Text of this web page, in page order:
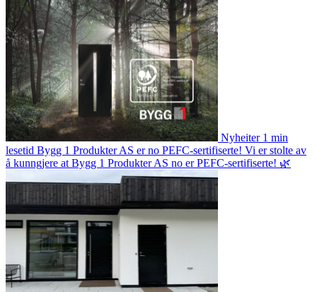
Nyheiter 1 min
lesetid Bygg 1 Produkter AS er no PEFC-sertifiserte! Vi er stolte av
å kunngjere at Bygg 1 Produkter AS no er PEFC-sertifiserte! 🌿